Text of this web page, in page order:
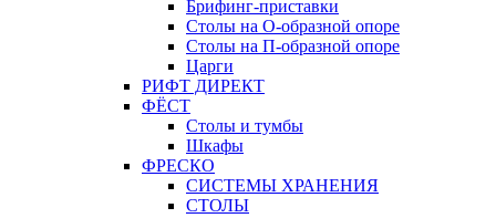
Брифинг-приставки
Столы на О-образной опоре
Столы на П-образной опоре
Царги
РИФТ ДИРЕКТ
ФЁСТ
Столы и тумбы
Шкафы
ФРЕСКО
СИСТЕМЫ ХРАНЕНИЯ
СТОЛЫ